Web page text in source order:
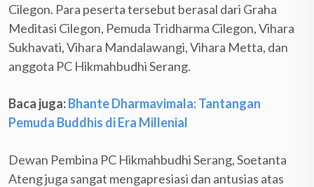
Cilegon. Para peserta tersebut berasal dari Graha
Meditasi Cilegon, Pemuda Tridharma Cilegon, Vihara
Sukhavati, Vihara Mandalawangi, Vihara Metta, dan
anggota PC Hikmahbudhi Serang.
Baca juga:Bhante Dharmavimala: Tantangan
Pemuda Buddhis di Era Millenial
Dewan Pembina PC Hikmahbudhi Serang, Soetanta
Ateng juga sangat mengapresiasi dan antusias atas